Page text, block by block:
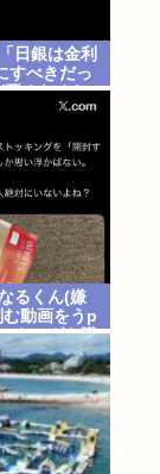
日銀は金利
すべきだっ
悪くなるな
益が出せな
るくん(嫌
動画をうp
キングを購
て感触を楽